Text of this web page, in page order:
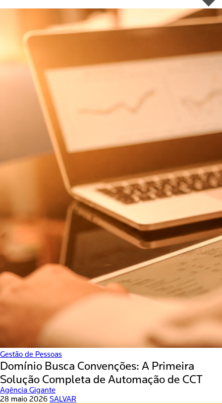
Gestão de Pessoas
Domínio Busca Convenções: A Primeira
Solução Completa de Automação de CCT
Agência Gigante
28 maio 2026 SALVAR